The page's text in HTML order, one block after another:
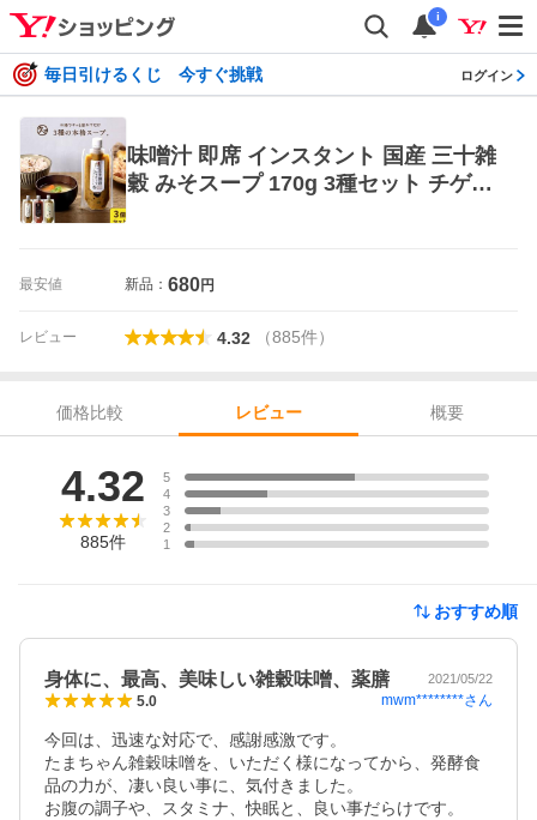
i
毎日引けるくじ 今すぐ挑戦 ログイン
味噌汁 即席 インスタント 国産 三十雑
穀 みそスープ 170g 3種セット チゲ
最安値 新品： 680円
レビュー 4.32 （885件）
価格比較 レビュー
概要
4.32
885件
5
4
3
2
1
おすすめ順
身体に、最高、美味しい雑穀味噌、薬膳 2021/05/22
5.0 mwm********さん
今回は、迅速な対応で、感謝感激です。
たまちゃん雑穀味噌を、いただく様になってから、発酵食
品の力が、凄い良い事に、気付きました。
お腹の調子や、スタミナ、快眠と、良い事だらけです。